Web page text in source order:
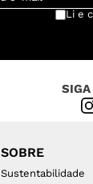
Li e
SIGA
SOBRE
Sustentabilidade